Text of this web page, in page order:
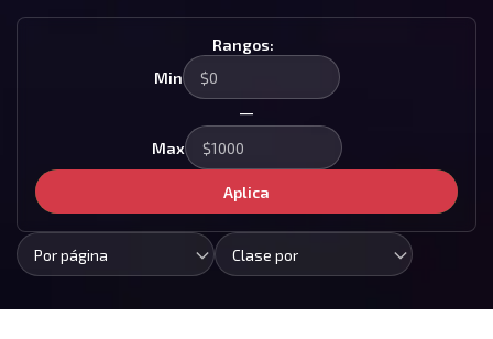
Rangos:
Min
—
Max
Aplica
Por página Clase por